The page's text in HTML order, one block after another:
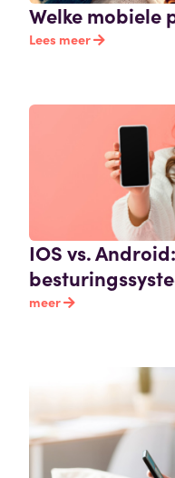
Welke mobiele
Lees meer
IOS vs.
meer